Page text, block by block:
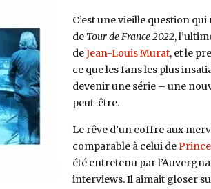
C’est une vieille question qui
de Tour de France 2022,
deJean-Louis Murat, et le
ce que les fans les plus
devenir une série – une
peut-être.
Le rêve d’un coffre aux
comparable à celui dePrince
été entretenu par
interviews. Il aimait gloser